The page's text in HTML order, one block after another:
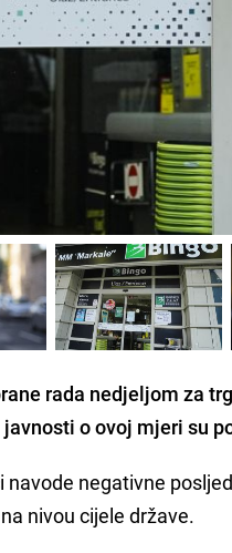
rada nedjeljom za
o ovoj mjeri su
negativne
nivou cijele države.